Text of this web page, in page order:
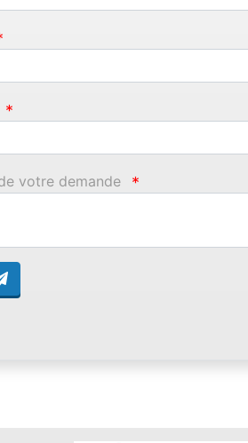
*
votre demande *